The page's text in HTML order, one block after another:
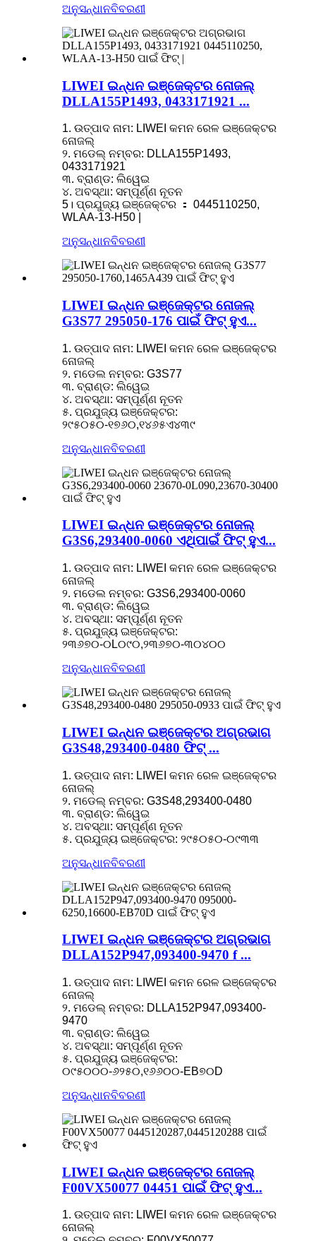
ଅନୁସନ୍ଧାନବିବରଣୀ
LIWEI ଇନ୍ଧନ ଇଞ୍ଜେକ୍ଟର ନୋଜଲ୍
DLLA155P1493, 0433171921 ...
1. ଉତ୍ପାଦ ନାମ: LIWEI କମନ ରେଳ ଇଞ୍ଜେକ୍ଟର
ନୋଜଲ୍
୨. ମଡେଲ୍ ନମ୍ବର: DLLA155P1493,
0433171921
୩. ବ୍ରାଣ୍ଡ: ଲିୱେଇ
୪. ଅବସ୍ଥା: ସମ୍ପୂର୍ଣ୍ଣ ନୂତନ
5। ପ୍ରଯୁଜ୍ୟ ଇଞ୍ଜେକ୍ଟର ： 0445110250,
WLAA-13-H50 |
ଅନୁସନ୍ଧାନବିବରଣୀ
LIWEI ଇନ୍ଧନ ଇଞ୍ଜେକ୍ଟର ନୋଜଲ୍
G3S77 295050-176 ପାଇଁ ଫିଟ୍ ହୁଏ...
1. ଉତ୍ପାଦ ନାମ: LIWEI କମନ ରେଳ ଇଞ୍ଜେକ୍ଟର
ନୋଜଲ୍
୨. ମଡେଲ ନମ୍ବର: G3S77
୩. ବ୍ରାଣ୍ଡ: ଲିୱେଇ
୪. ଅବସ୍ଥା: ସମ୍ପୂର୍ଣ୍ଣ ନୂତନ
୫. ପ୍ରଯୁଜ୍ୟ ଇଞ୍ଜେକ୍ଟର:
୨୯୫୦୫୦-୧୭୬୦,୧୪୬୫ଏ୪୩୯
ଅନୁସନ୍ଧାନବିବରଣୀ
LIWEI ଇନ୍ଧନ ଇଞ୍ଜେକ୍ଟର ନୋଜଲ୍
G3S6,293400-0060 ଏଥିପାଇଁ ଫିଟ୍ ହୁଏ...
1. ଉତ୍ପାଦ ନାମ: LIWEI କମନ ରେଳ ଇଞ୍ଜେକ୍ଟର
ନୋଜଲ୍
୨. ମଡେଲ ନମ୍ବର: G3S6,293400-0060
୩. ବ୍ରାଣ୍ଡ: ଲିୱେଇ
୪. ଅବସ୍ଥା: ସମ୍ପୂର୍ଣ୍ଣ ନୂତନ
୫. ପ୍ରଯୁଜ୍ୟ ଇଞ୍ଜେକ୍ଟର:
୨୩୬୭୦-୦L୦୯୦,୨୩୬୭୦-୩୦୪୦୦
ଅନୁସନ୍ଧାନବିବରଣୀ
LIWEI ଇନ୍ଧନ ଇଞ୍ଜେକ୍ଟର ଅଗ୍ରଭାଗ
G3S48,293400-0480 ଫିଟ୍ ...
1. ଉତ୍ପାଦ ନାମ: LIWEI କମନ ରେଳ ଇଞ୍ଜେକ୍ଟର
ନୋଜଲ୍
୨. ମଡେଲ୍ ନମ୍ବର: G3S48,293400-0480
୩. ବ୍ରାଣ୍ଡ: ଲିୱେଇ
୪. ଅବସ୍ଥା: ସମ୍ପୂର୍ଣ୍ଣ ନୂତନ
୫. ପ୍ରଯୁଜ୍ୟ ଇଞ୍ଜେକ୍ଟର: ୨୯୫୦୫୦-୦୯୩୩
ଅନୁସନ୍ଧାନବିବରଣୀ
LIWEI ଇନ୍ଧନ ଇଞ୍ଜେକ୍ଟର ଅଗ୍ରଭାଗ
DLLA152P947,093400-9470 f ...
1. ଉତ୍ପାଦ ନାମ: LIWEI କମନ ରେଳ ଇଞ୍ଜେକ୍ଟର
ନୋଜଲ୍
୨. ମଡେଲ୍ ନମ୍ବର: DLLA152P947,093400-
9470
୩. ବ୍ରାଣ୍ଡ: ଲିୱେଇ
୪. ଅବସ୍ଥା: ସମ୍ପୂର୍ଣ୍ଣ ନୂତନ
୫. ପ୍ରଯୁଜ୍ୟ ଇଞ୍ଜେକ୍ଟର:
୦୯୫୦୦୦-୬୨୫୦,୧୬୬୦୦-EB୭୦D
ଅନୁସନ୍ଧାନବିବରଣୀ
LIWEI ଇନ୍ଧନ ଇଞ୍ଜେକ୍ଟର ନୋଜଲ୍
F00VX50077 04451 ପାଇଁ ଫିଟ୍ ହୁଏ...
1. ଉତ୍ପାଦ ନାମ: LIWEI କମନ ରେଳ ଇଞ୍ଜେକ୍ଟର
ନୋଜଲ୍